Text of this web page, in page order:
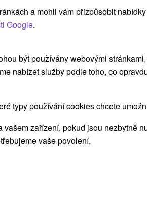
tichej obci Štrba, v peknom
Tatry MKS Štrba
na okraji podtatranskej
a mohli vám přizpůsobit
Google.
být používány webovými
nabízet služby podle toho, co
typy používání cookies chcete
zařízení, pokud jsou nezbytně
vaše povolení.